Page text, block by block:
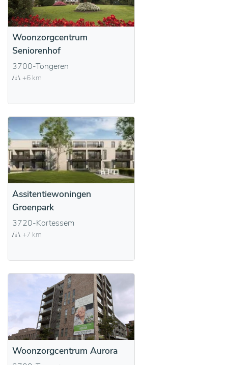
Woonzorgcentrum
Seniorenhof
3700-Tongeren
+6 km
Assitentiewoningen
Groenpark
3720-Kortessem
+7 km
Woonzorgcentrum Aurora